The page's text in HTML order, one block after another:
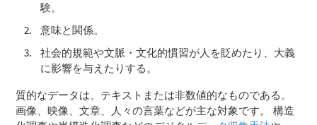
験。
意味と関係。
社会的規範や文脈・文化的慣習が人を貶めたり、大義
に影響を与えたりする。
質的なデータは、テキストまたは非数値的なものである。
画像、映像、文章、人々の言葉などが主な対象です。 構造